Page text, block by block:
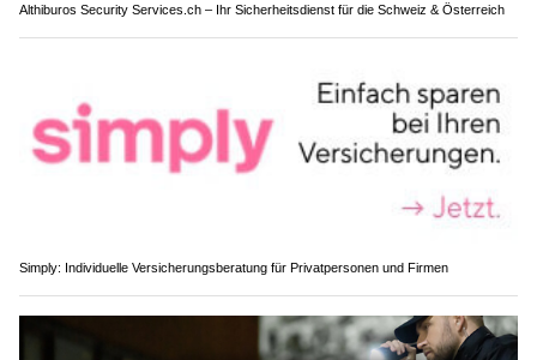
Althiburos Security Services.ch – Ihr Sicherheitsdienst für die Schweiz & Österreich
Simply: Individuelle Versicherungsberatung für Privatpersonen und Firmen